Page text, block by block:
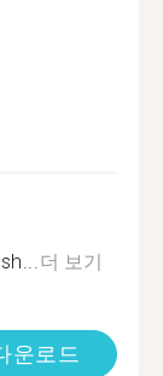
더 보기
운로드